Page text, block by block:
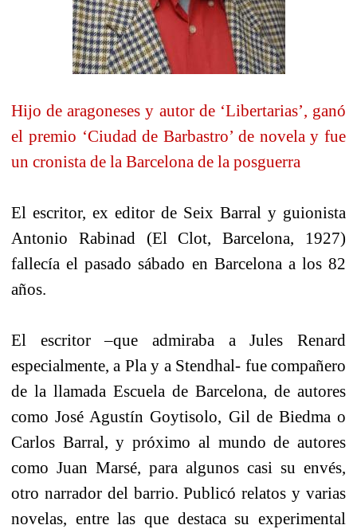
Hijo de aragoneses y autor de ‘Libertarias’, ganó
el premio ‘Ciudad de Barbastro’ de novela y fue
un cronista de la Barcelona de la posguerra
El escritor, ex editor de Seix Barral y guionista
Antonio Rabinad (El Clot, Barcelona, 1927)
fallecía el pasado sábado en Barcelona a los 82
años.
El escritor –que admiraba a Jules Renard
especialmente, a Pla y a Stendhal- fue compañero
de la llamada Escuela de Barcelona, de autores
como José Agustín Goytisolo, Gil de Biedma o
Carlos Barral, y próximo al mundo de autores
como Juan Marsé, para algunos casi su envés,
otro narrador del barrio. Publicó relatos y varias
novelas, entre las que destaca su experimental